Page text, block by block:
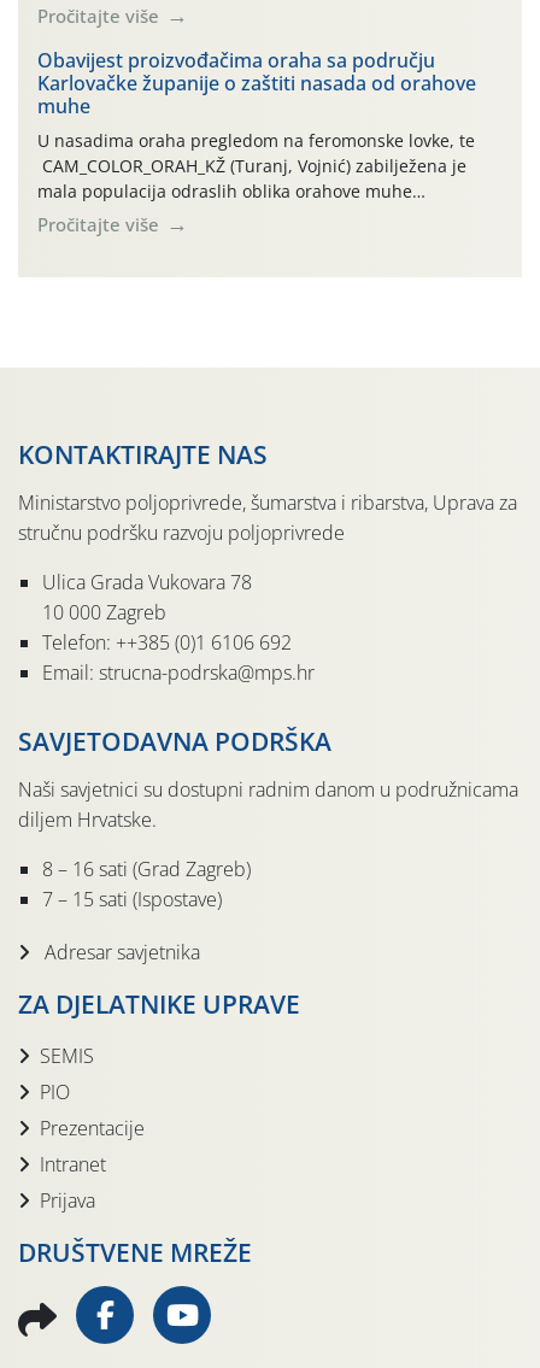
leta i ovogodišnjoj potrebi usmjerenog suzbijanja
orahove muhe (Rhagoletis completa)! Već dvanaest dana
traje drugi ovogodišnji “toplinski udar”, koji naročito
izražen zadnja šest dana (31.7.-05.8.), jer najviše
temperature zraka svakodnevno […]
Pročitajte više
Obavijest proizvođačima oraha sa području
Karlovačke županije o zaštiti nasada od orahove
muhe
U nasadima oraha pregledom na feromonske lovke, te
CAM_COLOR_ORAH_KŽ (Turanj, Vojnić) zabilježena je
mala populacija odraslih oblika orahove muhe
(Rhagoletis completa). Niska brojnost može se objasniti
činjenicom da je riječ o mladim nasadima s vrlo malim
Pročitajte više
KONTAKTIRAJTE NAS
Ministarstvo poljoprivrede, šumarstva i ribarstva, Uprava za
stručnu podršku razvoju poljoprivrede
Ulica Grada Vukovara 78
10 000 Zagreb
Telefon: ++385 (0)1 6106 692
Email: strucna-podrska@mps.hr
SAVJETODAVNA PODRŠKA
Naši savjetnici su dostupni radnim danom u podružnicama
diljem Hrvatske.
8 – 16 sati (Grad Zagreb)
7 – 15 sati (Ispostave)
Adresar savjetnika
ZA DJELATNIKE UPRAVE
SEMIS
PIO
Prezentacije
Intranet
Prijava
DRUŠTVENE MREŽE